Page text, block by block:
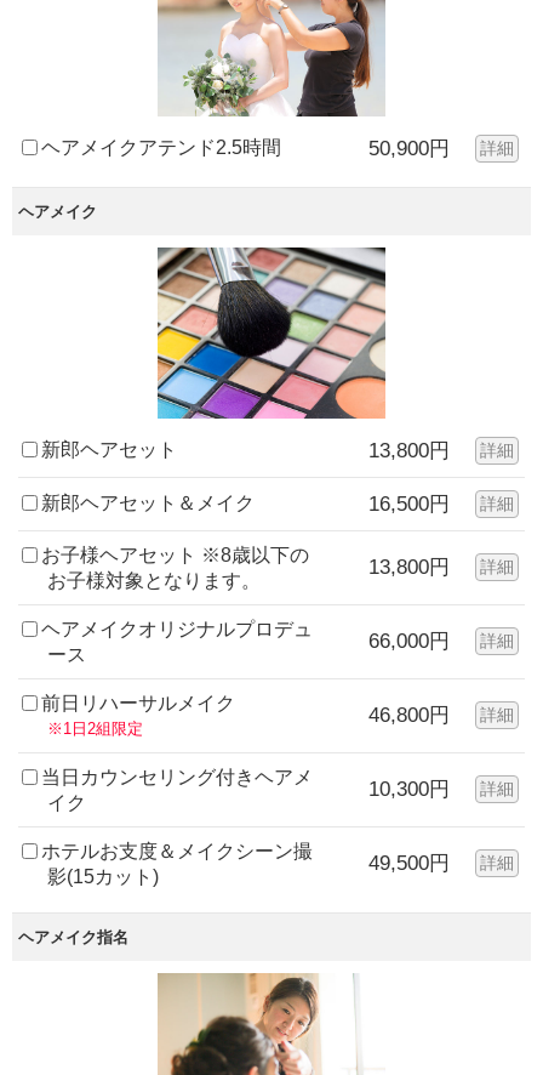
ヘアメイクアテンド2.5時間 50,900円 詳細
ヘアメイク
新郎ヘアセット 13,800円 詳細
新郎ヘアセット＆メイク 16,500円 詳細
お子様ヘアセット ※8歳以下の
お子様対象となります。
13,800円 詳細
ヘアメイクオリジナルプロデュ
ース
66,000円 詳細
前日リハーサルメイク
※1日2組限定
46,800円 詳細
当日カウンセリング付きヘアメ
イク
10,300円 詳細
ホテルお支度＆メイクシーン撮
影(15カット)
49,500円 詳細
ヘアメイク指名